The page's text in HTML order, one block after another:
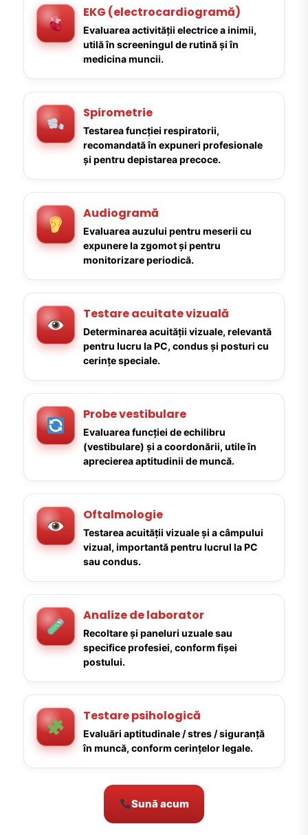
EKG (electrocardiogramă)
Evaluarea activității electrice a inimii,
utilă în screeningul de rutină și în
medicina muncii.
Spirometrie
Testarea funcției respiratorii,
recomandată în expuneri profesionale
și pentru depistarea precoce.
Audiogramă
Evaluarea auzului pentru meserii cu
expunere la zgomot și pentru
monitorizare periodică.
Testare acuitate vizuală
Determinarea acuității vizuale, relevantă
pentru lucru la PC, condus și posturi cu
cerințe speciale.
Probe vestibulare
Evaluarea funcției de echilibru
(vestibulare) și a coordonării, utile în
aprecierea aptitudinii de muncă.
Oftalmologie
Testarea acuității vizuale și a câmpului
vizual, importantă pentru lucrul la PC
sau condus.
Analize de laborator
Recoltare și paneluri uzuale sau
specifice profesiei, conform fișei
postului.
Testare psihologică
Evaluări aptitudinale / stres / siguranță
în muncă, conform cerințelor legale.
Sună acum